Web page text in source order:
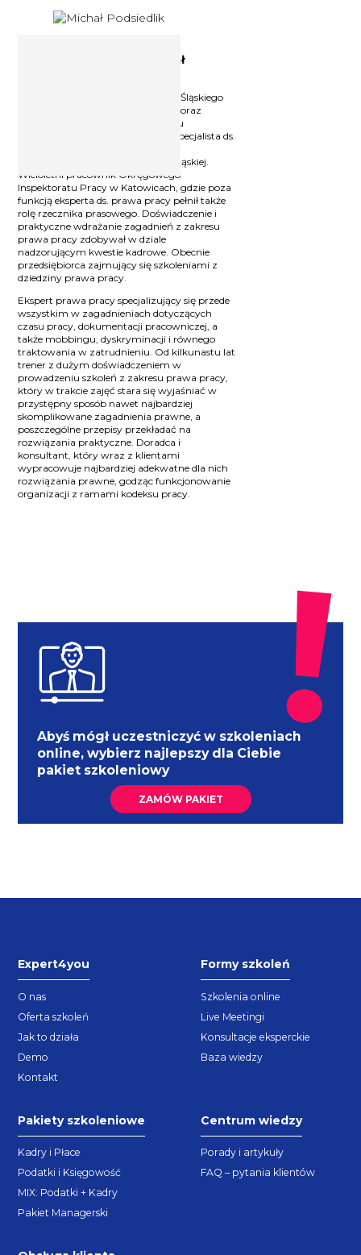
Ekspert prawa pracy Michał
Prawnik, Absolwent Uniwersytetu Śląskiego
na Wydziale Prawa i Administracji oraz
studiów podyplomowych z zakresu
zarządzania zasobami ludzkimi. Specjalista ds.
podyplomowych na Politechnice Śląskiej.
Wieloletni pracownik Okręgowego
Inspektoratu Pracy w Katowicach, gdzie poza
funkcją eksperta ds. prawa pracy pełnił także
rolę rzecznika prasowego. Doświadczenie i
praktyczne wdrażanie zagadnień z zakresu
prawa pracy zdobywał w dziale
nadzorującym kwestie kadrowe. Obecnie
przedsiębiorca zajmujący się szkoleniami z
dziedziny prawa pracy.
Ekspert prawa pracy specjalizujący się przede
wszystkim w zagadnieniach dotyczących
czasu pracy, dokumentacji pracowniczej, a
także mobbingu, dyskryminacji i równego
traktowania w zatrudnieniu. Od kilkunastu lat
trener z dużym doświadczeniem w
prowadzeniu szkoleń z zakresu prawa pracy,
który w trakcie zajęć stara się wyjaśniać w
przystępny sposób nawet najbardziej
skomplikowane zagadnienia prawne, a
poszczególne przepisy przekładać na
rozwiązania praktyczne. Doradca i
konsultant, który wraz z klientami
wypracowuje najbardziej adekwatne dla nich
rozwiązania prawne, godząc funkcjonowanie
organizacji z ramami kodeksu pracy.
Abyś mógł uczestniczyć w szkoleniach
online, wybierz najlepszy dla Ciebie
pakiet szkoleniowy
ZAMÓW PAKIET
Expert4you
O nas
Oferta szkoleń
Jak to działa
Demo
Kontakt
Formy szkoleń
Szkolenia online
Live Meetingi
Konsultacje eksperckie
Baza wiedzy
Pakiety szkoleniowe
Kadry i Płace
Podatki i Księgowość
MIX: Podatki + Kadry
Pakiet Managerski
Centrum wiedzy
Porady i artykuły
FAQ – pytania klientów